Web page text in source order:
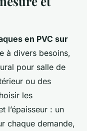
en PVC sur
à divers besoins,
pour salle de
ou des
les
l’épaisseur : un
chaque demande,